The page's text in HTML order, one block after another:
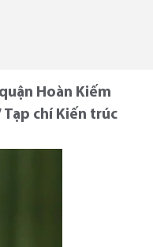
Hoàn Kiếm
chí Kiến trúc